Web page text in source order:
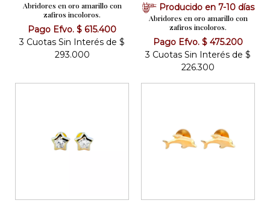
Abridores en oro amarillo con
zafiros incoloros.
Pago Efvo. $ 615.400
3 Cuotas Sin Interés de $
293.000
Producido en 7-10 días
Abridores en oro amarillo con
zafiros incoloros.
Pago Efvo. $ 475.200
3 Cuotas Sin Interés de $
226.300